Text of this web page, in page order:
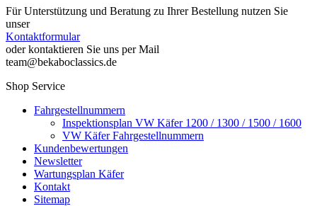
Für Unterstützung und Beratung zu Ihrer Bestellung nutzen Sie
unser
Kontaktformular
oder kontaktieren Sie uns per Mail
team@bekaboclassics.de
Shop Service
Fahrgestellnummern
Inspektionsplan VW Käfer 1200 / 1300 / 1500 / 1600
VW Käfer Fahrgestellnummern
Kundenbewertungen
Newsletter
Wartungsplan Käfer
Kontakt
Sitemap